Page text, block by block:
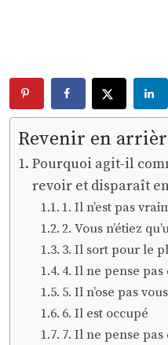
Revenir en
Pourquoi agit-il
revoir et disparaît
1. Il n’est pas
2. Vous n’étiez
3. Il sort pour le
4. Il ne pense
5. Il n’ose pas
6. Il est occupé
7. Il ne pense pas